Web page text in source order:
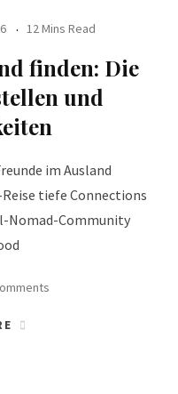
12 Mins Read
finden: Die
und
im Ausland
tiefe Connections
Nomad-Community